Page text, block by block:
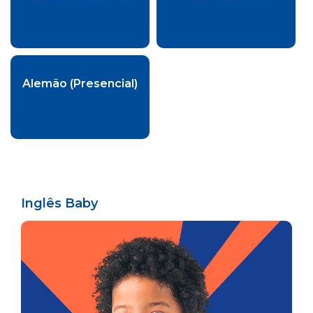
Alemão (Presencial)
Inglês Baby